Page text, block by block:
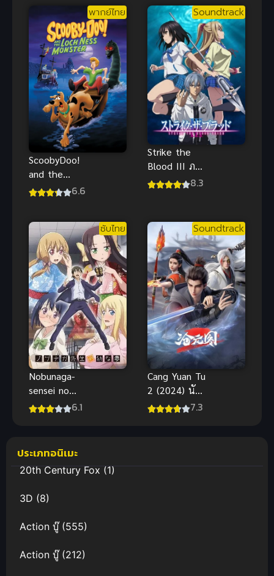
พากย์ไทย
ScoobyDoo!
and the
Loch Ness
บาดาล พากย์
ไทย
6.6
Soundtrack
Strike the
Blood III ภาค
3 (2018) สาย
8.3
ซับไทย
Nobunaga-
sensei no
Osanazuma6.1
Soundtrack
Cang Yuan Tu
2 (2024) นัก
ล่าอสูรกาย7.3
ประเภทอนิเมะ
20th Century Fox(1)
3D (8)
Action บู๊(555)
Action บู๊(212)